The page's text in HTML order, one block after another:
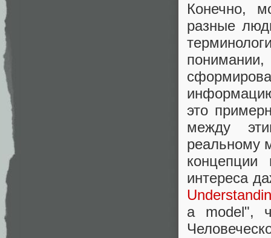
Конечно,
разные
это
между
реальному
концепции
интереса
a model",